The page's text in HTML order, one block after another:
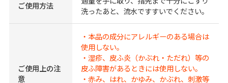
ご使用方法
洗ったあと、流水ですすいでください。
ご使用上の注
意
・本品の成分にアレルギーのある場合は
使用しない。
・湿疹、皮ふ炎（かぶれ・ただれ）等の
皮ふ障害があるときには使用しない。
・赤み、はれ、かゆみ、かぶれ、刺激等